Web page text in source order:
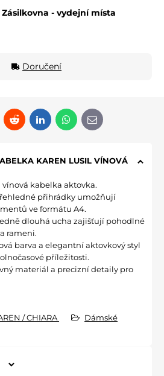
Zásilkovna - vydejní místa
Doručení
RedditLinkedInWhatsApp
E-mail
KAREN LUSIL VÍNOVÁ
kabelka aktovka.
přihrádky umožňují
ve formátu A4.
dlouhá ucha zajišťují pohodlné
rameni.
barva a elegantní aktovkový styl
příležitosti.
materiál a precizní detaily pro
/ CHIARA
Dámské